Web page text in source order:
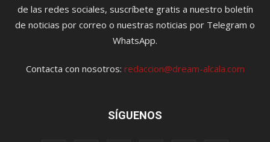
de las redes sociales, suscríbete gratis a nuestro boletín
de noticias por correo o nuestras noticias por Telegram o
WhatsApp.
Contacta con nosotros: redaccion@dream-alcala.com
SÍGUENOS